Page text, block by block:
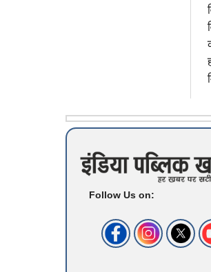
Follow Us on: